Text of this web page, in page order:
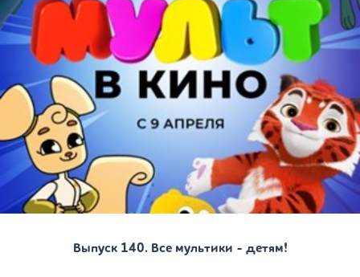
Выпуск 140. Все мультики - детям!